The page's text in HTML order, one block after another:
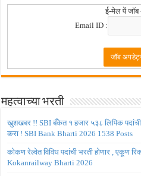
ई-मेल पें
Email ID :
महत्वाच्या भरती
खुशखबर !! SBI बँकेत १ हजार ५३८ लिपिक पदांची
करा ! SBI Bank Bharti 2026 1538 Posts
कोकण रेल्वेत विविध पदांची भरती होणार , एकूण
Kokanrailway Bharti 2026